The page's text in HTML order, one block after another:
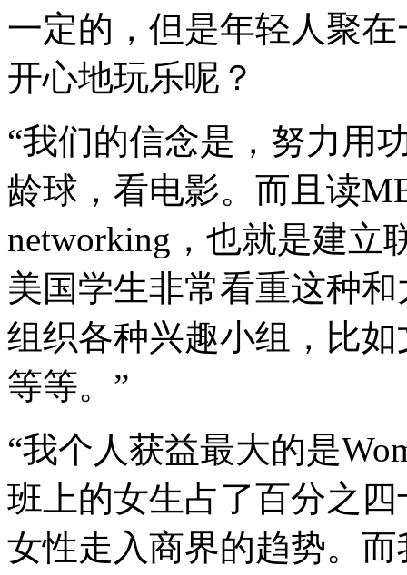
一定的，但是年轻人聚
开心地玩乐呢？
“我们的信念是，努力用
龄球，看电影。而且读
networking，也就是建立
美国学生非常看重这种
组织各种兴趣小组，比
等等。”
“我个人获益最大的是
班上的女生占了百分之
女性走入商界的趋势。